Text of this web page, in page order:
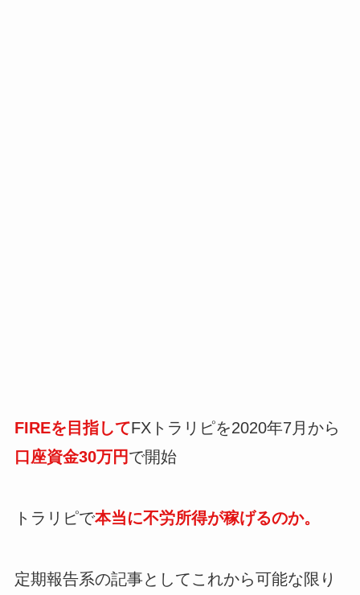
FIREを目指してFXトラリピを2020年7月から
口座資金30万円で開始
トラリピで本当に不労所得が稼げるのか。
定期報告系の記事としてこれから可能な限り